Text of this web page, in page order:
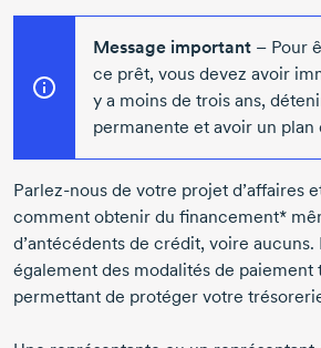
Message important – Pour
ce prêt, vous devez avoir
y a moins de trois ans,
permanente et avoir un plan
Parlez-nous de votre projet d’affaires
comment obtenir du financement*
d’antécédents de crédit, voire aucuns.
également des modalités de paiement
permettant de protéger votre